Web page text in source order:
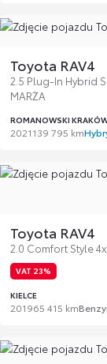
Toyota RAV4
2.5 Plug-In Hybrid
MARŻA
ROMANOWSKI
2021139 795 km
Toyota RAV4
2.0 Comfort Style
VAT 23%
KIELCE
201965 415 km